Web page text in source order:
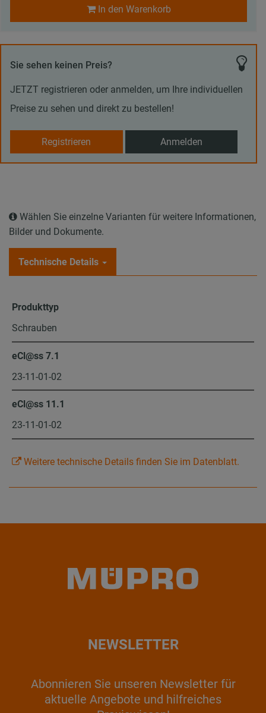
In den Warenkorb
Sie sehen keinen Preis?
JETZT registrieren oder anmelden, um Ihre individuellen
Preise zu sehen und direkt zu bestellen!
Registrieren Anmelden
Wählen Sie einzelne Varianten für weitere Informationen,
Bilder und Dokumente.
Technische Details
Produkttyp
Schrauben
eCl@ss 7.1
23-11-01-02
eCl@ss 11.1
23-11-01-02
Weitere technische Details finden Sie im Datenblatt.
NEWSLETTER
Abonnieren Sie unseren Newsletter für
aktuelle Angebote und hilfreiches